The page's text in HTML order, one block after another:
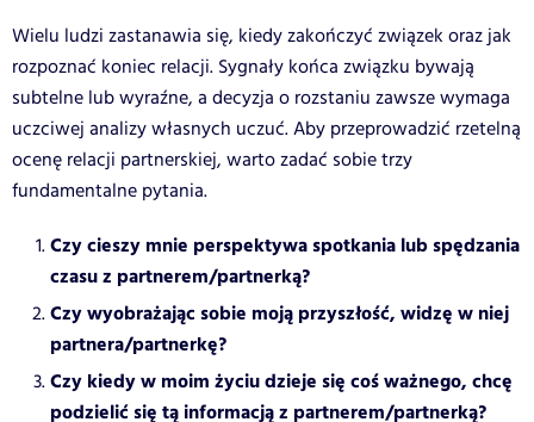
Wielu ludzi zastanawia się, kiedy zakończyć związek oraz jak
rozpoznać koniec relacji. Sygnały końca związku bywają
subtelne lub wyraźne, a decyzja o rozstaniu zawsze wymaga
uczciwej analizy własnych uczuć. Aby przeprowadzić rzetelną
ocenę relacji partnerskiej, warto zadać sobie trzy
fundamentalne pytania.
Czy cieszy mnie perspektywa spotkania lub spędzania
czasu z partnerem/partnerką?
Czy wyobrażając sobie moją przyszłość, widzę w niej
partnera/partnerkę?
Czy kiedy w moim życiu dzieje się coś ważnego, chcę
podzielić się tą informacją z partnerem/partnerką?